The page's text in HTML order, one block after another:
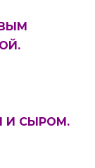
И СЫРОМ.